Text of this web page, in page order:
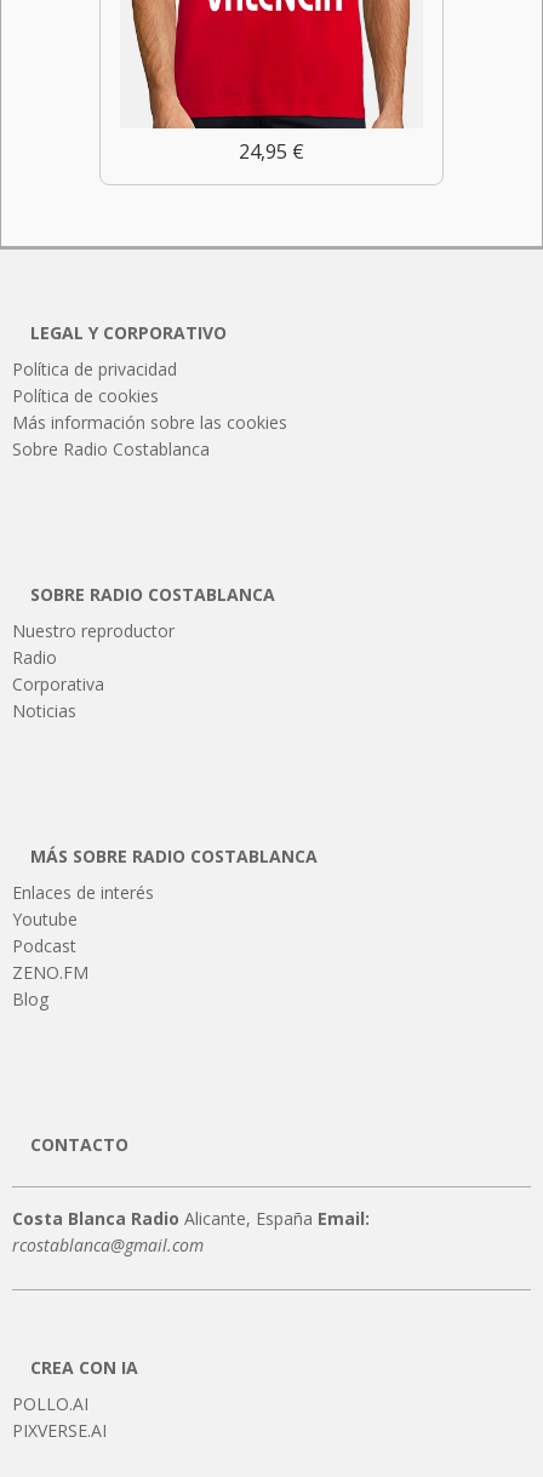
24,95 €
LEGAL Y CORPORATIVO
Política de privacidad
Política de cookies
Más información sobre las cookies
Sobre Radio Costablanca
SOBRE RADIO COSTABLANCA
Nuestro reproductor
Radio
Corporativa
Noticias
MÁS SOBRE RADIO COSTABLANCA
Enlaces de interés
Youtube
Podcast
ZENO.FM
Blog
CONTACTO
Costa Blanca Radio Alicante, España Email:
rcostablanca@gmail.com
CREA CON IA
POLLO.AI
PIXVERSE.AI